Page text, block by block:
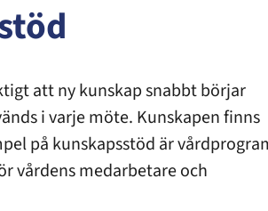
att ny kunskap snabbt börjar
i varje möte. Kunskapen finns
på kunskapsstöd är
vårdens medarbetare och